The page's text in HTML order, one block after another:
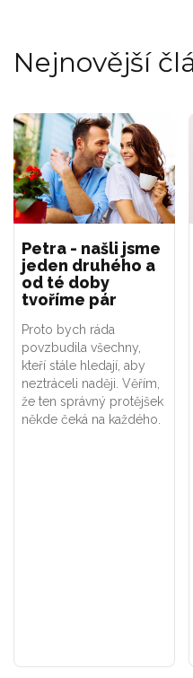
Nejnovější
Petra - našli jsme
jeden druhého a
od té doby
tvoříme pár
Proto bych ráda
povzbudila všechny,
kteří stále hledají, aby
neztráceli naději. Věřím,
že ten správný protějšek
někde čeká na každého.